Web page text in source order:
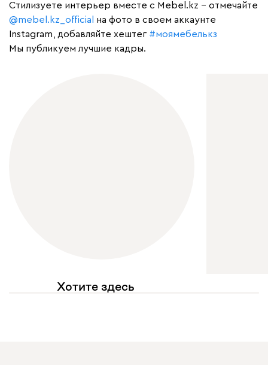
Cтилизуете интерьер вместе с Mebel.kz – отмечайте
@mebel.kz_official
на фото в своем аккаунте
Instagram, добавляйте хештег #моямебелькз
Мы публикуем лучшие кадры.
Хотите здесь